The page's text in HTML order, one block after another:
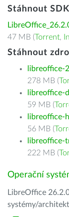
Stáhnout SDK
47 MB (Torrent,
Stáhnout
libreoffice-
278 MB (
libreoffice-
59 MB (
libreoffice-
56 MB (
libreoffice-
222 MB (
Operační
LibreOffice
systémy/